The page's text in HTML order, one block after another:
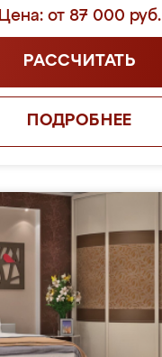
Цена: от 87 000 руб.
РАССЧИТАТЬ
ПОДРОБНЕЕ